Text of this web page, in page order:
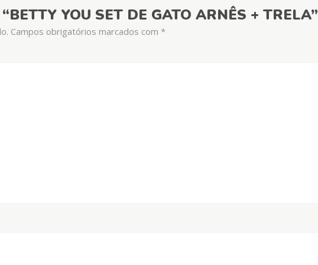
YOU SET DE GATO ARNÊS + TRELA”
Campos obrigatórios marcados com *